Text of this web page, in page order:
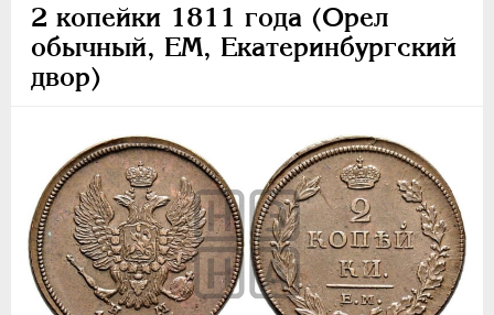
2 копейки 1811 года (Орел
обычный, ЕМ, Екатеринбургский
двор)
Медь
5 копеек
1 копейка
Деньга
Полушка
Пробные и новодельные
Для Грузии
Для Польши